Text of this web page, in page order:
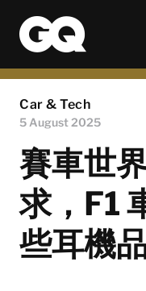
Car & Tech
5 August 2025
賽車世
求，F1
些耳機